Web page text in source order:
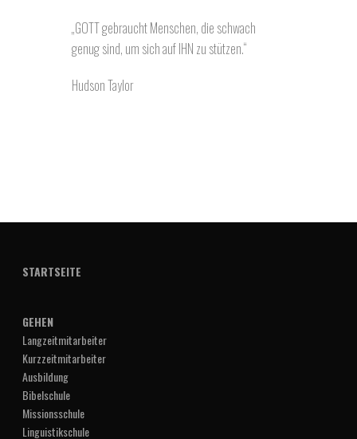
„GOTT gebraucht Menschen, die schwach
genug sind, um sich auf IHN zu stützen.“
Hudson Taylor
STARTSEITE
GEHEN
Langzeitmitarbeiter
Kurzzeitmitarbeiter
Ausbildung
Bibelschule
Missionsschule
Linguistikschule